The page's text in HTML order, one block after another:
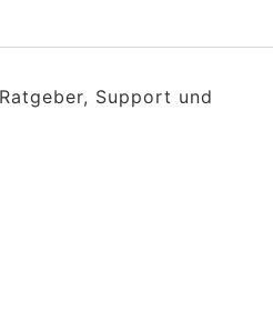
Support und